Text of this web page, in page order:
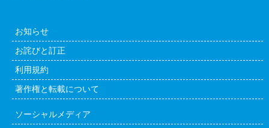
お知らせ
お詫びと訂正
利用規約
著作権と転載について
ソーシャルメディア